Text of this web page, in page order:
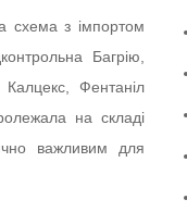
схема з імпортом
Багрію,
Фентаніл
на складі
важливим для